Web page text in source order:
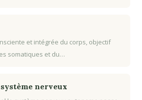
et intégrée du corps, objectif
somatiques et du…
nerveux